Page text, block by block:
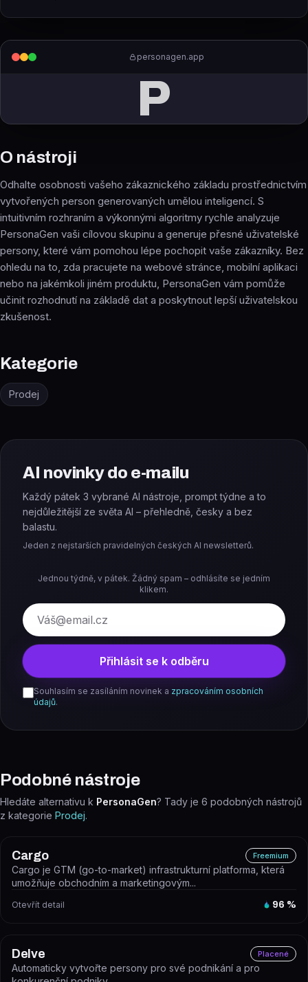
personagen.app
P
O nástroji
Odhalte osobnosti vašeho zákaznického základu prostřednictvím
vytvořených person generovaných umělou inteligencí. S
intuitivním rozhraním a výkonnými algoritmy rychle analyzuje
PersonaGen vaši cílovou skupinu a generuje přesné uživatelské
persony, které vám pomohou lépe pochopit vaše zákazníky. Bez
ohledu na to, zda pracujete na webové stránce, mobilní aplikaci
nebo na jakémkoli jiném produktu, PersonaGen vám pomůže
učinit rozhodnutí na základě dat a poskytnout lepší uživatelskou
zkušenost.
Kategorie
Prodej
AI novinky do e-mailu
Každý pátek 3 vybrané AI nástroje, prompt týdne a to
nejdůležitější ze světa AI – přehledně, česky a bez
balastu.
Jeden z nejstarších pravidelných českých AI newsletterů.
Jednou týdně, v pátek. Žádný spam – odhlásíte se jedním
klikem.
E-mail
Přihlásit se k odběru
Souhlasím se zasíláním novinek a zpracováním osobních
údajů.
Podobné nástroje
Hledáte alternativu k PersonaGen? Tady je 6 podobných nástrojů
z kategorie Prodej.
Cargo Freemium
Cargo je GTM (go-to-market) infrastrukturní platforma, která
umožňuje obchodním a marketingovým...
Otevřít detail 96 %
Delve Placené
Automaticky vytvořte persony pro své podnikání a pro